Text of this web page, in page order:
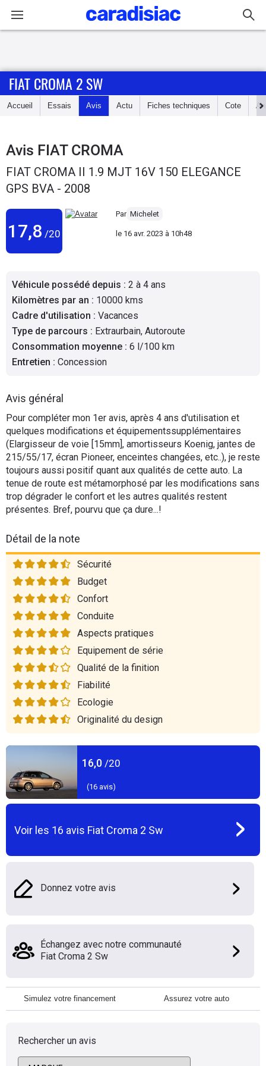
Accueil
Essais
Guide
d'achat
Utilitaires
Flottes
Auto
Services
Forum
Marques
FIAT CROMA 2 SW
Accueil Essais Avis Actu Fiches techniques Cote
Avis FIAT CROMA
FIAT CROMA II 1.9 MJT 16V 150 ELEGANCE
GPS BVA - 2008
17,8 /20
Par Michelet
le 16 avr. 2023 à 10h48
Véhicule possédé depuis : 2 à 4 ans
Kilomètres par an : 10000 kms
Cadre d'utilisation : Vacances
Type de parcours : Extraurbain, Autoroute
Consommation moyenne : 6 l/100 km
Entretien : Concession
Avis général
Pour compléter mon 1er avis, après 4 ans d'utilisation et
quelques modifications et équipementssupplémentaires
(Elargisseur de voie [15mm], amortisseurs Koenig, jantes de
215/55/17, écran Pioneer, enceintes changées, etc..), je reste
toujours aussi positif quant aux qualités de cette auto. La
tenue de route est métamorphosé par les modifications sans
trop dégrader le confort et les autres qualités restent
présentes. Bref, pourvu que ça dure...!
Détail de la note
Sécurité
Budget
Confort
Conduite
Aspects pratiques
Equipement de série
Qualité de la finition
Fiabilité
Ecologie
Originalité du design
16,0 /20
(16 avis)
Voir les 16 avis Fiat Croma 2 Sw
Donnez votre avis
Échangez avec notre communauté
Fiat Croma 2 Sw
Simulez votre financement Assurez votre auto
Rechercher un avis